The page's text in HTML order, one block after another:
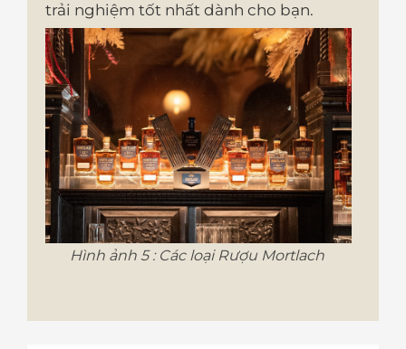
trải nghiệm tốt nhất dành cho bạn.
Hình ảnh 5 : Các loại Rượu Mortlach